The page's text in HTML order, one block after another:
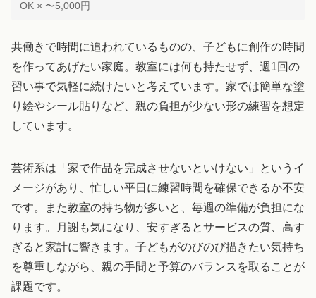
OK × 〜5,000円
共働きで時間に追われているものの、子どもに創作の時間
を作ってあげたい家庭。教室には何も持たせず、週1回の
習い事で気軽に続けたいと考えています。家では簡単な塗
り絵やシール貼りなど、親の負担が少ない形の練習を想定
しています。
芸術系は「家で作品を完成させないといけない」というイ
メージがあり、忙しい平日に練習時間を確保できるか不安
です。また教室の持ち物が多いと、毎週の準備が負担にな
ります。月謝も気になり、安すぎるとサービスの質、高す
ぎると家計に響きます。子どもがのびのび描きたい気持ち
を尊重しながら、親の手間と予算のバランスを取ることが
課題です。